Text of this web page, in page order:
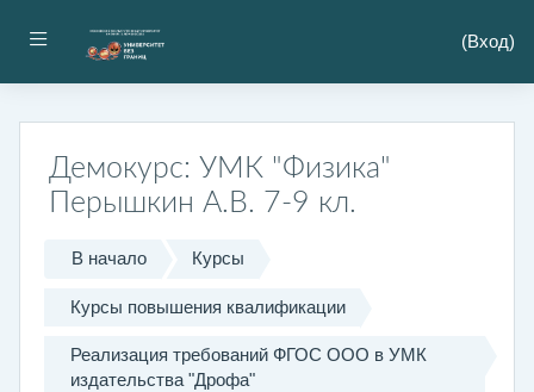
Боковая панель (Вход)
Демокурс: УМК "Физика"
Перышкин А.В. 7-9 кл.
В начало Курсы
Курсы повышения квалификации
Реализация требований ФГОС ООО в УМК
издательства "Дрофа"